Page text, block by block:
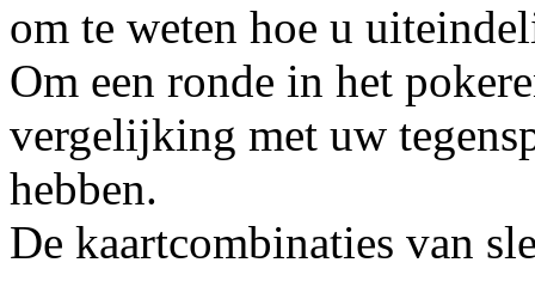
om te weten hoe u
Om een ronde in het
vergelijking met uw
hebben.
De kaartcombinaties van